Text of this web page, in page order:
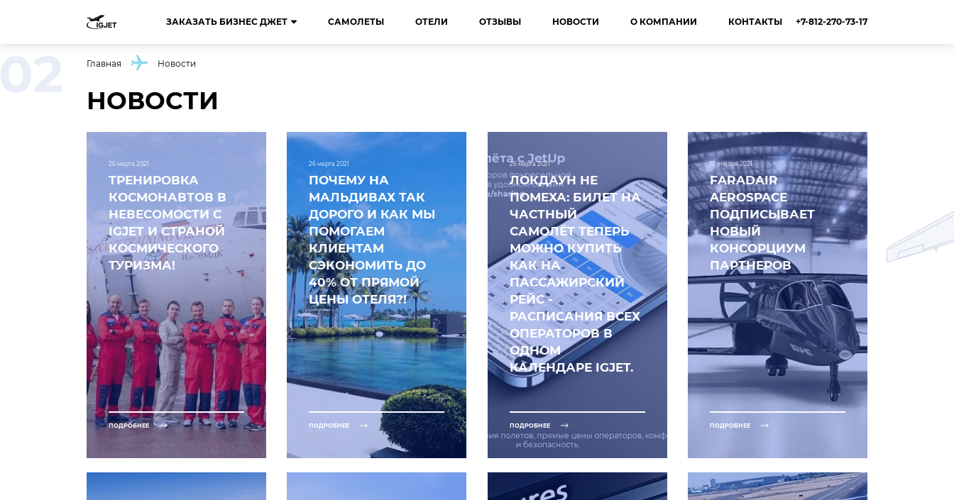
ЗАКАЗАТЬ БИЗНЕС ДЖЕТ САМОЛЕТЫ ОТЕЛИ ОТЗЫВЫ НОВОСТИ О КОМПАНИИ КОНТАКТЫ +7-812-270-73-17
Главная Новости
НОВОСТИ
26 марта 2021
ТРЕНИРОВКА
КОСМОНАВТОВ В
НЕВЕСОМОСТИ С
IGJET И СТРАНОЙ
КОСМИЧЕСКОГО
ТУРИЗМА!
ПОДРОБНЕЕ
26 марта 2021
ПОЧЕМУ НА
МАЛЬДИВАХ ТАК
ДОРОГО И КАК МЫ
ПОМОГАЕМ
КЛИЕНТАМ
СЭКОНОМИТЬ ДО
40% ОТ ПРЯМОЙ
ЦЕНЫ ОТЕЛЯ?!
ПОДРОБНЕЕ
26 марта 2021
ЛОКДАУН НЕ
ПОМЕХА: БИЛЕТ НА
ЧАСТНЫЙ
САМОЛЁТ ТЕПЕРЬ
МОЖНО КУПИТЬ
КАК НА
ПАССАЖИРСКИЙ
РЕЙС -
РАСПИСАНИЯ ВСЕХ
ОПЕРАТОРОВ В
ОДНОМ
КАЛЕНДАРЕ IGJET.
ПОДРОБНЕЕ
13 января 2021
FARADAIR
AEROSPACE
ПОДПИСЫВАЕТ
НОВЫЙ
КОНСОРЦИУМ
ПАРТНЕРОВ
ПОДРОБНЕЕ